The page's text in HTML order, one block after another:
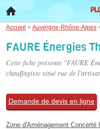
Accueil > Auvergne-Rhône-Alpes
FAURE Énergies
Cette fiche présente "FAURE
chauffagiste situé rue de
Demande de devis en ligne
Zone d'Aménagement Concerté